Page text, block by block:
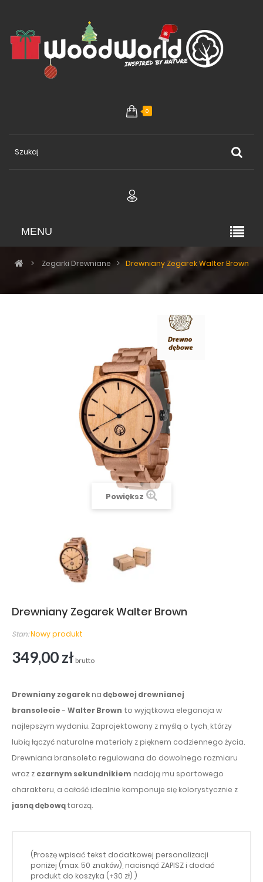
0
MENU
> Zegarki Drewniane > Drewniany Zegarek Walter Brown
Powiększ
Drewniany Zegarek Walter Brown
Stan:Nowy produkt
349,00 zł brutto
Drewniany zegarekna dębowej drewnianej
bransolecie- Walter Brown to wyjątkowa elegancja w
najlepszym wydaniu. Zaprojektowany z myślą o tych, którzy
lubią łączyć naturalne materiały z pięknem codziennego życia.
Drewniana bransoleta regulowana do dowolnego rozmiaru
wraz z czarnym sekundnikiem nadają mu sportowego
charakteru, a całość idealnie komponuje się kolorystycznie z
jasną dębowątarczą.
(Proszę wpisać tekst dodatkowej personalizacji
poniżej (max. 50 znaków), nacisnąć ZAPISZ i dodać
produkt do koszyka (+30 zł) )